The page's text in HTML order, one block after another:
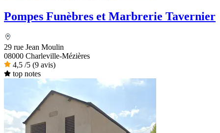
Pompes Funèbres et Marbrerie Tavernier
29 rue Jean Moulin
08000 Charleville-Mézières
4,5 /5 (9 avis)
top notes